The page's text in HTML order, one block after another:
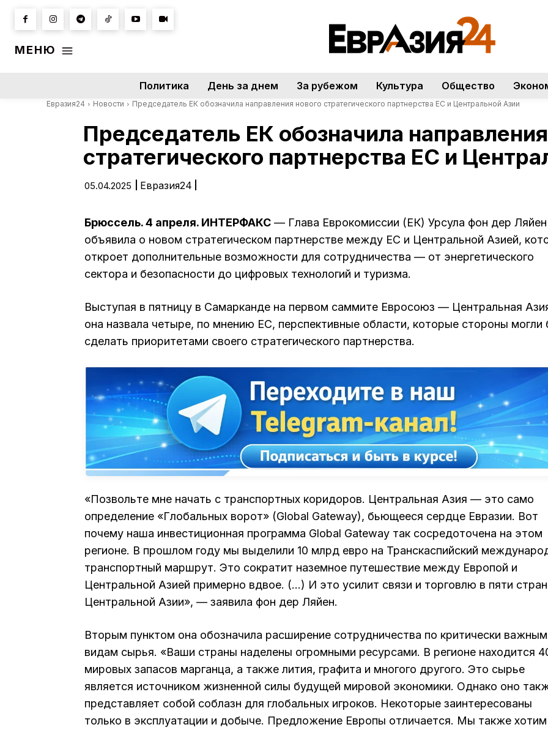
МЕНЮ
Политика День за днем За рубежом Культура Общество
Евразия24 Новости Председатель ЕК обозначила направления нового стратегического партнерства ЕС и Центральной Азии
Председатель ЕК обозначила
стратегического партнерства ЕС и
05.04.2025 Евразия24
Брюссель. 4 апреля. ИНТЕРФАКС — Глава Еврокомиссии (ЕК) Урсула фон дер Ляйен
объявила о новом стратегическом партнерстве между ЕС и Центральной Азией,
откроет дополнительные возможности для сотрудничества — от энергетического
сектора и безопасности до цифровых технологий и туризма.
Выступая в пятницу в Самарканде на первом саммите Евросоюз — Центральная
она назвала четыре, по мнению ЕС, перспективные области, которые стороны могли
сделать приоритетами своего стратегического партнерства.
«Позвольте мне начать с транспортных коридоров. Центральная Азия — это само
определение «Глобальных ворот» (Global Gateway), бьющееся сердце Евразии. Вот
почему наша инвестиционная программа Global Gateway так сосредоточена на этом
регионе. В прошлом году мы выделили 10 млрд евро на Транскаспийский
транспортный маршрут. Это сократит наземное путешествие между Европой и
Центральной Азией примерно вдвое. (…) И это усилит связи и торговлю в пяти
Центральной Азии», — заявила фон дер Ляйен.
Вторым пунктом она обозначила расширение сотрудничества по критически важным
видам сырья. «Ваши страны наделены огромными ресурсами. В регионе находится
мировых запасов марганца, а также лития, графита и многого другого. Это сырье
является источником жизненной силы будущей мировой экономики. Однако оно
представляет собой соблазн для глобальных игроков. Некоторые заинтересованы
только в эксплуатации и добыче. Предложение Европы отличается. Мы также хотим